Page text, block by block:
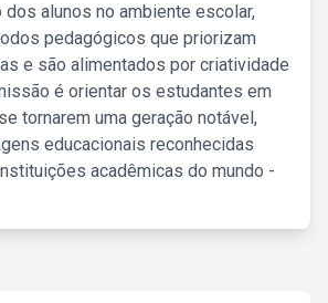
alunos no ambiente escolar,
pedagógicos que priorizam
e são alimentados por criatividade
é orientar os estudantes em
tornarem uma geração notável,
educacionais reconhecidas
acadêmicas do mundo -